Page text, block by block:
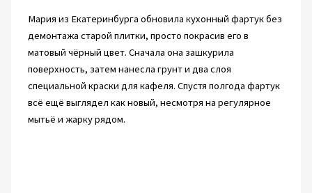
Мария из Екатеринбурга обновила кухонный фартук без
демонтажа старой плитки, просто покрасив его в
матовый чёрный цвет. Сначала она зашкурила
поверхность, затем нанесла грунт и два слоя
специальной краски для кафеля. Спустя полгода фартук
всё ещё выглядел как новый, несмотря на регулярное
мытьё и жарку рядом.